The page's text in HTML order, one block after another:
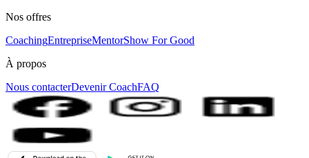
Nos offres
CoachingEntrepriseMentorShow For Good
À propos
Nous contacterDevenir CoachFAQ